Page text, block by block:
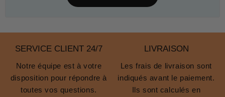
SERVICE CLIENT 24/7
Notre équipe est à votre
disposition pour répondre à
toutes vos questions.
LIVRAISON
Les frais de livraison sont
indiqués avant le paiement.
Ils sont calculés en